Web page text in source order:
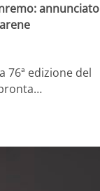
annunciato
76ª edizione del